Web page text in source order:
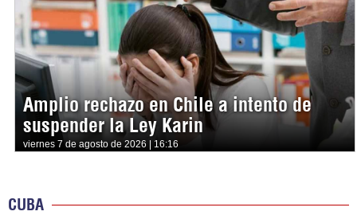
Amplio rechazo en Chile a intento de
suspender la Ley Karin
viernes 7 de agosto de 2026 | 16:16
CUBA